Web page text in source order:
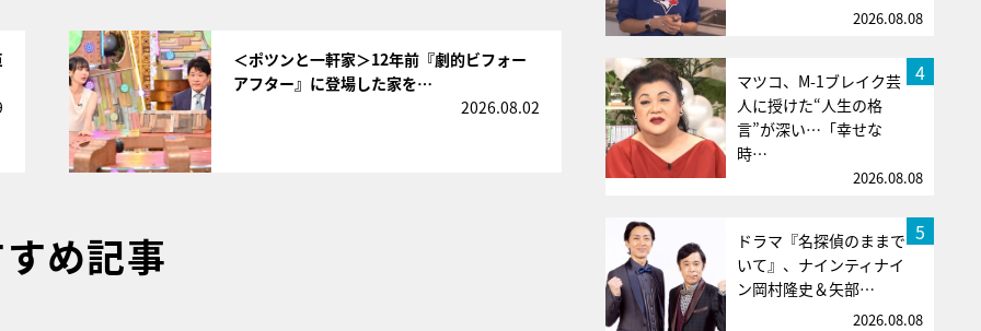
＜ポツンと一軒家＞12年前『劇的ビフォー
アフター』に登場した家を…
2026.08.02
め記事
2026.08.08
4
マツコ、M-1ブレイク芸
人に授けた“人生の格
言”が深い…「幸せな
時…
2026.08.08
5
ドラマ『名探偵のままで
いて』、ナインティナイ
ン岡村隆史＆矢部…
2026.08.08